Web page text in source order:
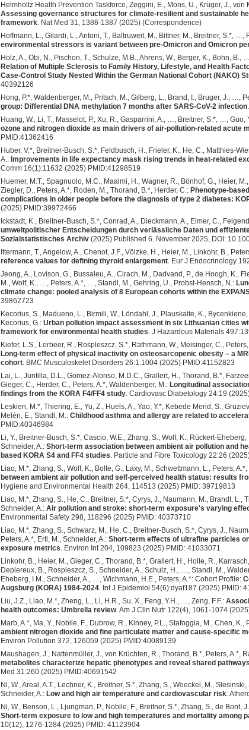
Helmholtz Health Prevention Taskforce, Zeggini, E., Mons, U., Krüger, J.,
Assessing governance structures for climate-resilient and sustainable
framework. Nat Med 31, 1386-1387 (2025) (Correspondence)
Hoffmann, L., Gilardi, L., Antoni, T., Baltruweit, M., Bittner, M., Breitner, S.*, …,
environmental stressors is variant between pre-Omicron and Omicron
Holz, A., Obi, N., Pischon, T., Schulze, M.B., Ahrens, W., Berger, K., Bohn,
Relation of Multiple Sclerosis to Family History, Lifestyle, and Health
Case-Control Study Nested Within the German National Cohort (NAKO)
40392126
Hong, P.*, Waldenberger, M., Pritsch, M., Gilberg, L., Brand, I., Bruger, J., …,
group: Differential DNA methylation 7 months after SARS-CoV-2 infection
Huang, W., Li, T., Masselot, P., Xu, R., Gasparrini, A., …, Breitner, S.*, …, Guo,
ozone and nitrogen dioxide as main drivers of air-pollution-related acute
PMID:41362416
Huber, V.*, Breitner-Busch, S.*, Feldbusch, H., Frieler, K., He, C., Matthies-
A.:Improvements in life expectancy mask rising trends in heat-related
Comm 16(1):11632 (2025) PMID:41298519
Huemer, M.T., Spagnuolo, M.C., Maalmi, H., Wagner, R., Bönhof, G., Heier,
Ziegler, D., Peters, A.*, Roden, M., Thorand, B.*, Herder, C.: Phenotype-
complications in older people before the diagnosis of type 2 diabetes:
(2025) PMID:39972466
Ickstadt, K., Breitner-Busch, S.*, Conrad, A., Dieckmann, A., Elmer, C.,
umweltpolitischer Entscheidungen durch verlässliche Daten und
Sozialstatistisches Archiv(2025) Published 6. November 2025, DOI:
Ittermann, T., Angelow, A., Chenot, J.F., Völzke, H., Heier, M., Linkohr, B.,
reference values for defining thyroid enlargement. Eur J Endocrinology
Jeong, A., Lovison, G., Bussaleu, A., Cirach, M., Dadvand, P., de Hoogh,
M., Wolf, K., …, Peters, A.*, …, Standl, M., Gehring, U., Probst-Hensch, N.:
climate change: pooled analysis of 8 European cohorts within the
39862723
Kecorius, S., Madueno, L., Birmili, W., Löndahl, J., Plauskaite, K.,
Kecorius, G.: Urban pollution impact assessment in six Lithuanian cities
framework for environmental health studies. J Hazardous Materials
Kiefer, L.S., Lorbeer, R., Rospleszcz, S.*, Rathmann, W., Meisinger, C.,
Long-term effect of physical inactivity on osteosarcopenic obesity – a
cohort. BMC Musculoskelet Disorders 26:1:1004 (2025) PMID:41152823
Lai, L., Juntilla, D.L., Gomez-Alonso, M.D.C., Grallert, H., Thorand, B.*,
Gieger, C., Herder, C., Peters, A.*, Waldenberger, M.: Longitudinal
findings from the KORA F4/FF4 study. Cardiovasc Diabetology 24:19
Leskien, M.*, Thiering, E., Yu, Z., Huels, A., Yao, Y.*, Kebede Merid, S.,
Melén, E., Standl, M.: Childhood asthma and allergy are related to
PMID:40346984
Li, Y., Breitner-Busch, S.*, Cascio, W.E., Zhang, S., Wolf, K., Rückert-
Schneider, A.: Short-term association between ambient air pollution and
based KORA S4 and FF4 studies. Particle and Fibre Toxicology 22:26
Liao, M.*, Zhang, S., Wolf, K., Bolte, G., Laxy, M., Schwettmann, L., Peters,
between ambient air pollution and self-perceived health status: results
Hygiene and Environmental Health 264, 114513 (2025) PMID: 39719813
Liao, M.*, Zhang, S., He, C., Breitner, S.*, Cyrys, J., Naumann, M., Brandt, L.,
Schneider, A.: Air pollution and stroke: short-term exposure's varying
Environmental Safety 298, 118296 (2025) PMID: 40373710
Liao, M.*, Zhang, S., Schwarz, M., He, C., Breitner-Busch, S.*, Cyrys, J.,
Peters, A.*, Ertl, M., Schneider, A.: Short-term effects of ultrafine particles
exposure metrics. Environ Int 204, 109823 (2025) PMID: 41033071
Linkohr, B., Heier, M., Gieger, C., Thorand, B.*, Grallert, H., Holle, R.,
Depiereux, B., Rospleszcz, S., Schneider, A., Schulz, H., …, Standl, M.,
Eheberg, I.M., Schneider, A., …, Wichmann, H.E., Peters, A.*: Cohort Profile:
Augsburg (KORA) 1984-2024. Int J Epidemiol 54(6):dyaf187 (2025) PMID:
Liu, J.Z., Liao, M.*, Zheng, L., Li, H.R., Su, X., Feng, Y.H., …, Zeng, F.F.:
health outcomes: Umbrella review. Am J Clin Nutr 122(4), 1061-1074
Marb, A.*, Ma, Y., Nobile, F., Dubrow, R., Kinney, P.L., Stafoggia, M., Chen, K.,
ambient nitrogen dioxide and fine particulate matter and cause-specific
Environ Pollution 372, 126059 (2025) PMID:40089139
Maushagen, J., Nattenmüller, J., von Krüchten, R., Thorand, B.*, Peters, A.*,
metabolites characterize hepatic phenotypes and reveal shared
Med 31:260 (2025) PMID:40691542
Ni, W., Areal, A.T., Lechner, K., Breitner, S.*, Zhang, S., Woeckel, M.,
Schneider, A.: Low and high air temperature and cardiovascular risk.
Ni, W., Benson, L., Ljungman, P., Nobile, F., Breitner, S.*, Zhang, S., de Bont,
Short-term exposure to low and high temperatures and mortality among
10(12), 1276-1284 (2025) PMID: 41123904